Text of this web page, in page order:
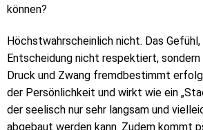
können?
Höchstwahrscheinlich nicht. Das
Entscheidung nicht respektiert, sondern
Druck und Zwang fremdbestimmt
der Persönlichkeit und wirkt wie ein
der seelisch nur sehr langsam und
abgebaut werden kann. Zudem kommt